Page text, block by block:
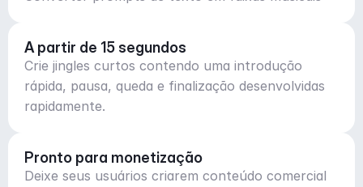
A partir de 15 segundos
Crie jingles curtos contendo uma introdução
rápida, pausa, queda e finalização desenvolvidas
rapidamente.
Pronto para monetização
Deixe seus usuários criarem conteúdo comercial